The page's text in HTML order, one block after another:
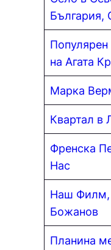
България,
на Агата
Марка
Квартал в
Френска
Нас
Наш Филм,
Божанов
Планина